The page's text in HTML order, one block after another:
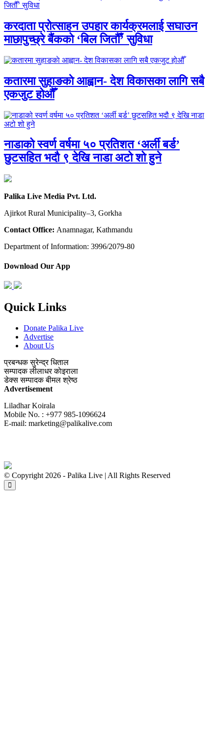
करदाता प्रोत्साहन उपहार कार्यक्रमलाई सघाउन
माछापुच्छ्रे बैंकको ‘बिल जितौँ’ सुविधा
कतारमा सुहाङकाे आह्वान- देश विकासका लागि सबै
एकजुट होऔँ
नाडाको स्वर्ण वर्षमा ५० प्रतिशत ‘अर्ली बर्ड’
छुटसहित भदौ ९ देखि नाडा अटो शो हुने
Palika Live Media Pvt. Ltd.
Ajirkot Rural Municipality–3, Gorkha
Contact Office: Anamnagar, Kathmandu
Department of Information: 3996/2079-80
Download Our App
Quick Links
Donate Palika Live
Advertise
About Us
प्रबन्धकसुरेन्द्र धिताल
सम्पादकलीलाधर काेइराला
डेक्स सम्पादकबीमल श्रेष्ठ
Advertisement
Liladhar Koirala
Mobile No. : +977 985-1096624
E-mail: marketing@palikalive.com
© Copyright 2026 - Palika Live | All Rights Reserved